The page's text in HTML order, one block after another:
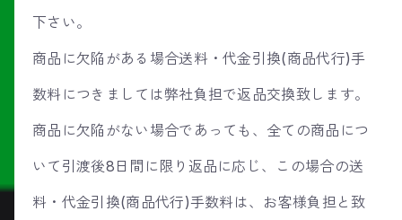
下さい。
商品に欠陥がある場合送料・代金引換(商品代行)手
数料につきましては弊社負担で返品交換致します。
商品に欠陥がない場合であっても、全ての商品につ
いて引渡後8日間に限り返品に応じ、この場合の送
料・代金引換(商品代行)手数料は、お客様負担と致